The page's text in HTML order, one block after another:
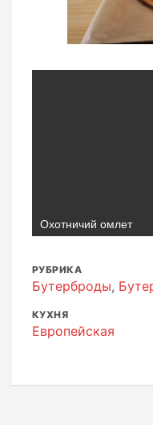
Охотничий омлет
РУБРИКА
Бутерброды,
КУХНЯ
Европейская